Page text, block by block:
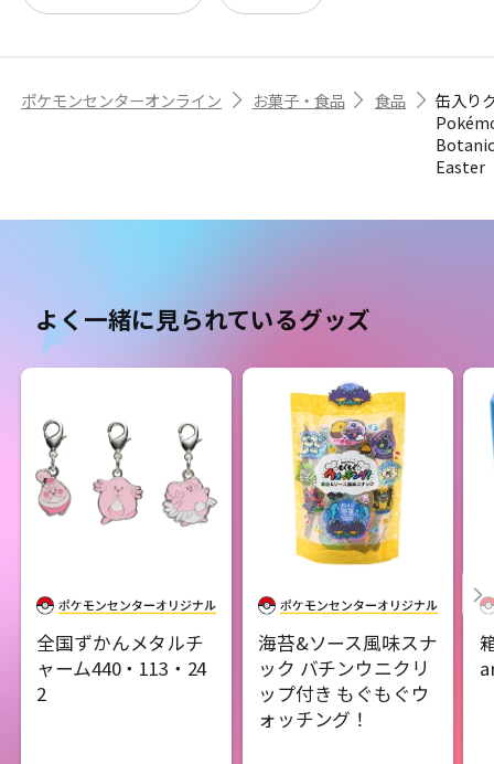
ポケモンセンターオンライン お菓子・食品 食品
缶入り
Easter
よく一緒に見られているグッズ
全国ずかんメタルチ
ャーム440・113・24
2
海苔&ソース風味スナ
ック バチンウニクリ
ップ付き もぐもぐウ
ォッチング！